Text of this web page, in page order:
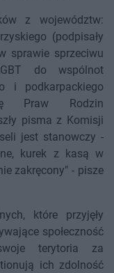
z województw:
(podpisały
sprawie sprzeciwu
do wspólnot
i podkarpackiego
Praw Rodzin
pisma z Komisji
jest stanowczy -
kurek z kasą w
zakręcony" - pisze
które przyjęły
społeczność
terytoria za
ich zdolność